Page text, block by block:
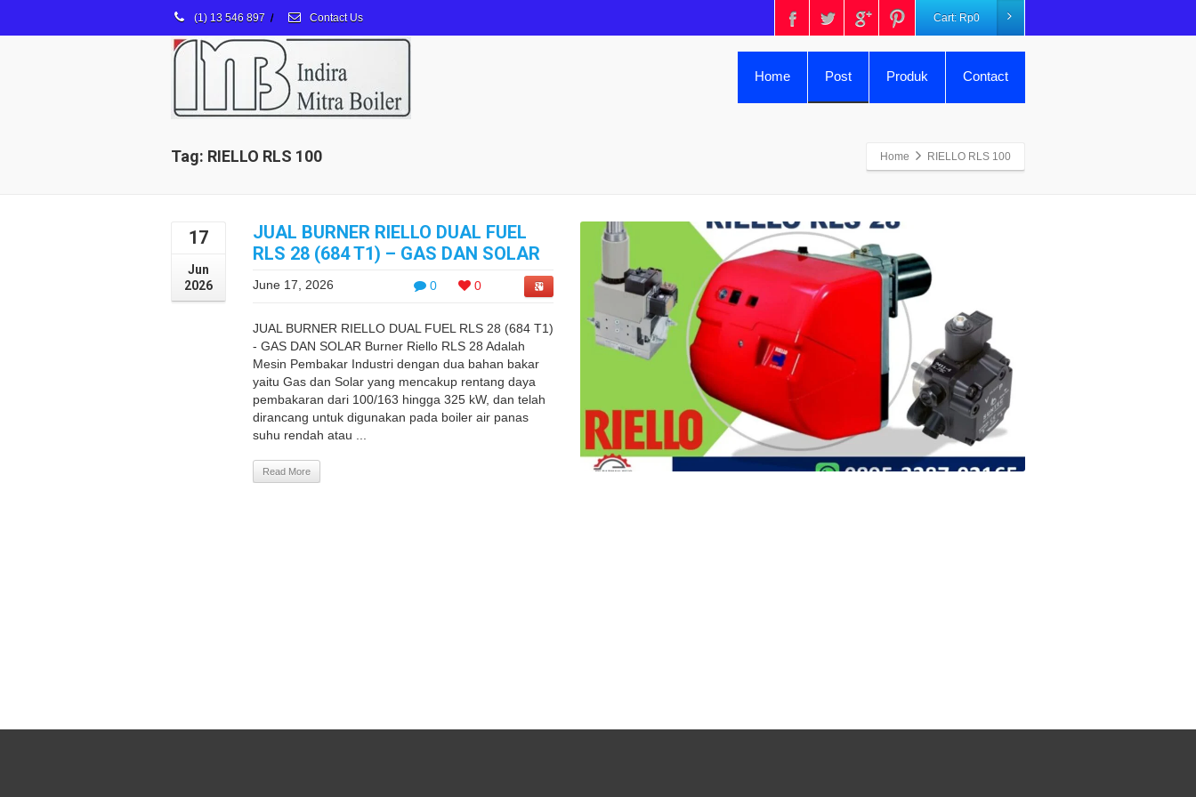
(1) 13 546 897 / Contact Us Cart: Rp0
Home Post Produk Contact
Tag: RIELLO RLS 100 Home RIELLO RLS 100
17
Jun
2026
JUAL BURNER RIELLO DUAL FUEL
RLS 28 (684 T1) – GAS DAN SOLAR
0 0
June 17, 2026
JUAL BURNER RIELLO DUAL FUEL RLS 28 (684 T1)
- GAS DAN SOLAR Burner Riello RLS 28 Adalah
Mesin Pembakar Industri dengan dua bahan bakar
yaitu Gas dan Solar yang mencakup rentang daya
pembakaran dari 100/163 hingga 325 kW, dan telah
dirancang untuk digunakan pada boiler air panas
suhu rendah atau ...
Read More